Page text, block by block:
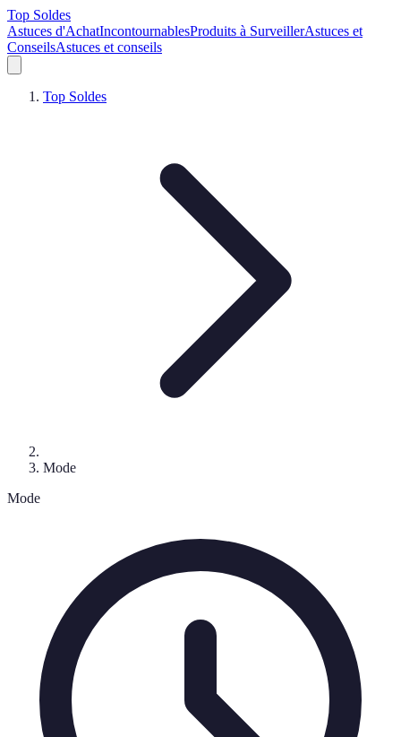
Top Soldes
Astuces d'AchatIncontournablesProduits à SurveillerAstuces et
ConseilsAstuces et conseils
Top Soldes
Mode
Mode